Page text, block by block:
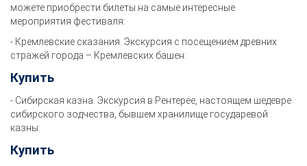
можете приобрести билеты на самые интересные
мероприятия фестиваля:
- Кремлевские сказания. Экскурсия с посещением древних
стражей города – Кремлевских башен:
Купить
- Сибирская казна. Экскурсия в Рентерее, настоящем шедевре
сибирского зодчества, бывшем хранилище государевой
казны:
Купить